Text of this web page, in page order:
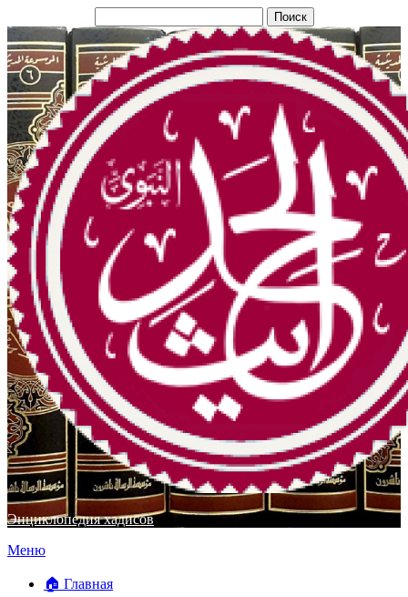
Энциклопедия хадисов
Перейти
содержимому
Меню
🏠 Главная